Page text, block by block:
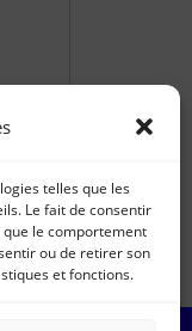
telles que les
Le fait de consentir
le comportement
ou de retirer son
et fonctions.